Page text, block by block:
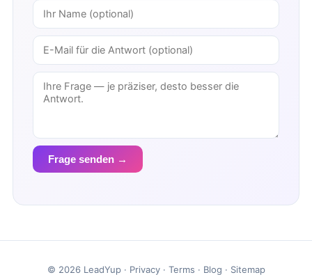
Frage senden →
© 2026 LeadYup · Privacy· Terms · Blog · Sitemap